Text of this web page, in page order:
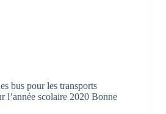
bus pour les transports
l’année scolaire 2020 Bonne